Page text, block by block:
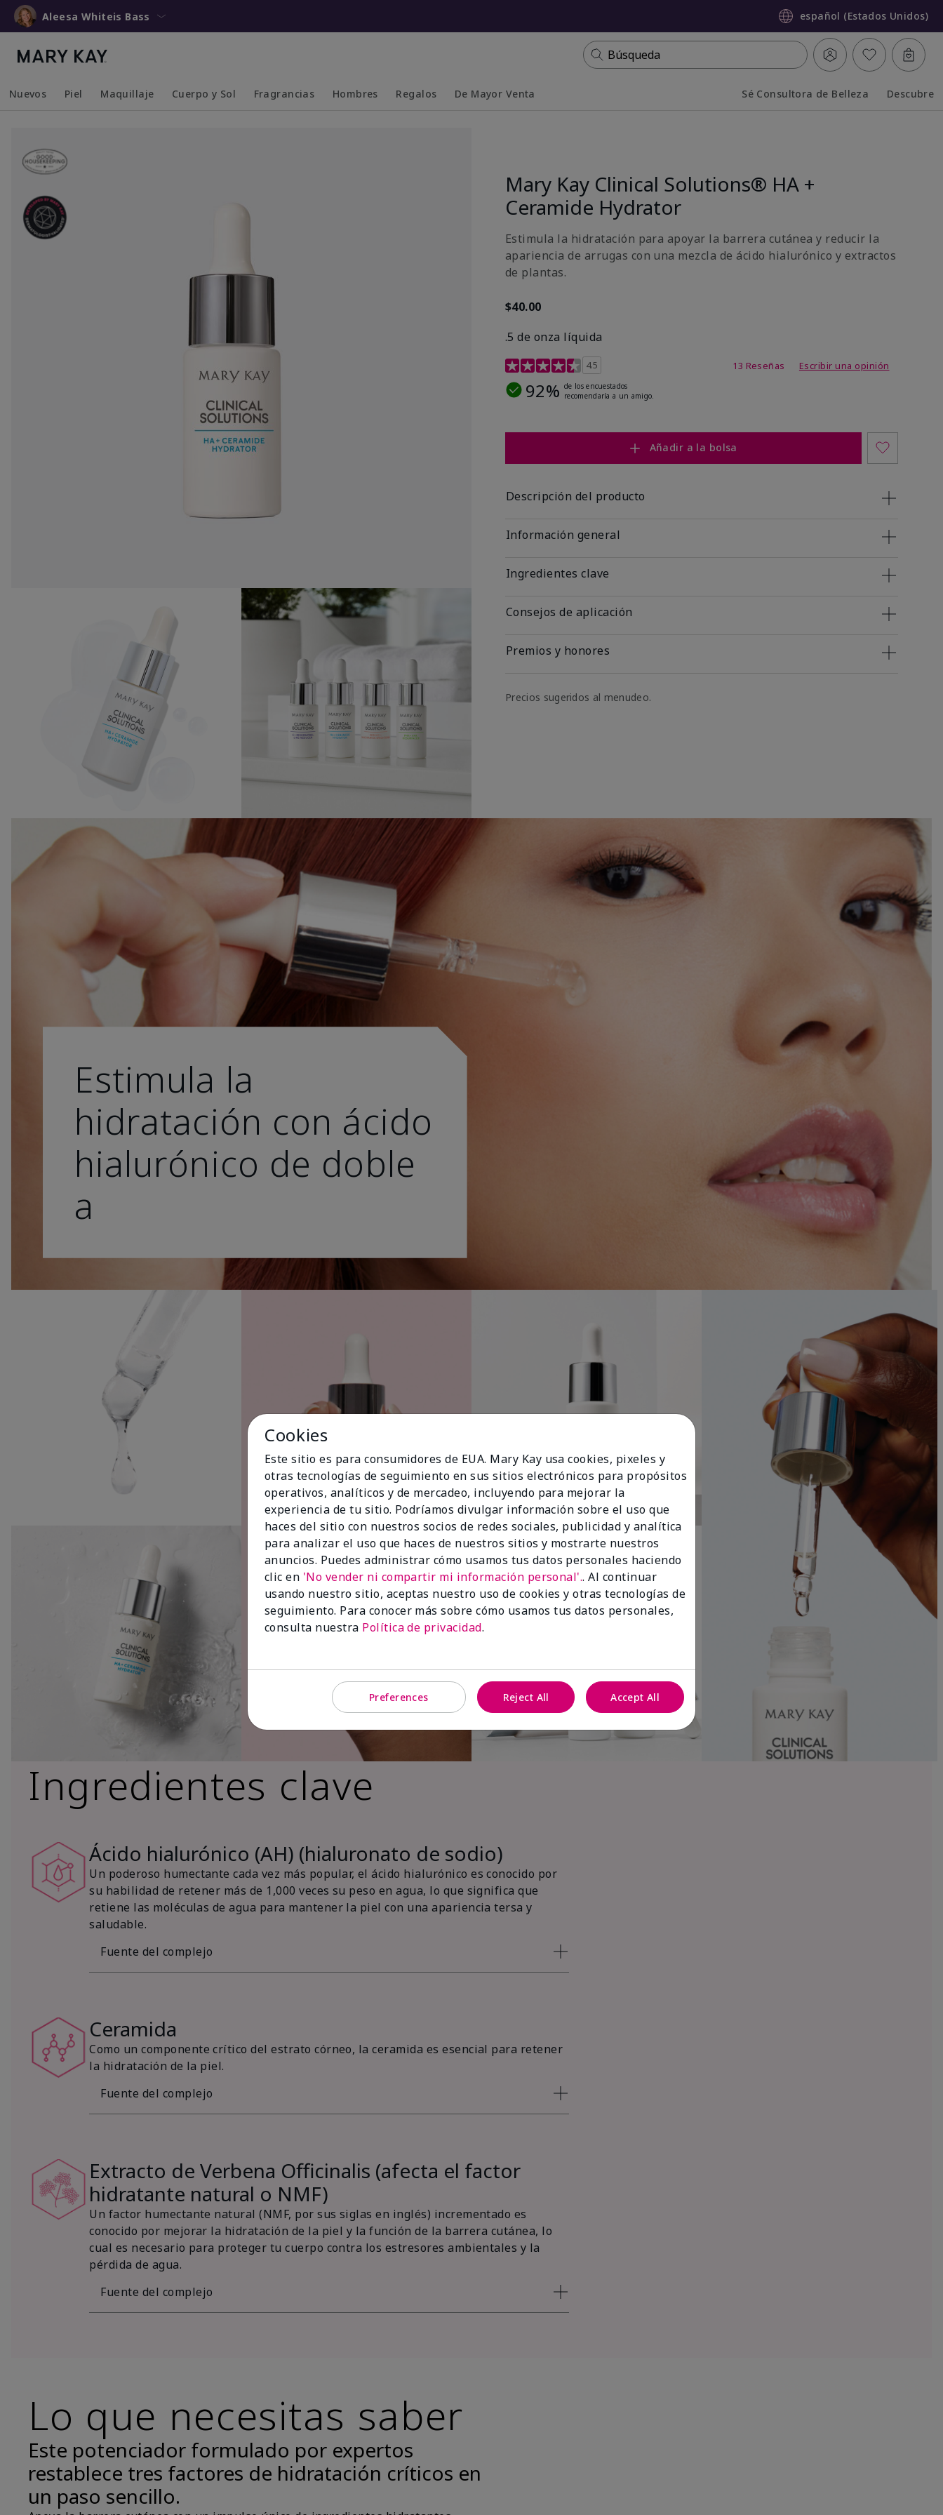
Aleesa Whiteis Bass español (Estados Unidos)
Búsqueda
Nuevos Piel Maquillaje Cuerpo y Sol Fragrancias Hombres Regalos De Mayor Venta Sé Consultora de Belleza Descubre
Mary Kay Clinical Solutions® HA +
Ceramide Hydrator
Estimula la hidratación para apoyar la barrera cutánea y reducir la
apariencia de arrugas con una mezcla de ácido hialurónico y extractos
de plantas.
$40.00
.5 de onza líquida
Calificación de clientes de 3,2 de 5
4.5 13 Reseñas Escribir una opinión
92% de los encuestados
recomendaría a un amigo.
Añadir a la bolsa
Descripción del producto
Información general
Ingredientes clave
Consejos de aplicación
Premios y honores
Precios sugeridos al menudeo.
Estimula la
hidratación con ácido
hialurónico de doble
a
Ingredientes clave
Ácido hialurónico (AH) (hialuronato de sodio)
Un poderoso humectante cada vez más popular, el ácido hialurónico es conocido por
su habilidad de retener más de 1,000 veces su peso en agua, lo que significa que
retiene las moléculas de agua para mantener la piel con una apariencia tersa y
saludable.
Fuente del complejo
Ceramida
Como un componente crítico del estrato córneo, la ceramida es esencial para retener
la hidratación de la piel.
Fuente del complejo
Extracto de Verbena Officinalis (afecta el factor
hidratante natural o NMF)
Un factor humectante natural (NMF, por sus siglas en inglés) incrementado es
conocido por mejorar la hidratación de la piel y la función de la barrera cutánea, lo
cual es necesario para proteger tu cuerpo contra los estresores ambientales y la
pérdida de agua.
Fuente del complejo
Lo que necesitas saber
Este potenciador formulado por expertos
restablece tres factores de hidratación críticos en
un paso sencillo.
Cookies
Este sitio es para consumidores de EUA. Mary Kay usa cookies, pixeles y
otras tecnologías de seguimiento en sus sitios electrónicos para propósitos
operativos, analíticos y de mercadeo, incluyendo para mejorar la
experiencia de tu sitio. Podríamos divulgar información sobre el uso que
haces del sitio con nuestros socios de redes sociales, publicidad y analítica
para analizar el uso que haces de nuestros sitios y mostrarte nuestros
anuncios. Puedes administrar cómo usamos tus datos personales haciendo
clic en 'No vender ni compartir mi información personal'.. Al continuar
usando nuestro sitio, aceptas nuestro uso de cookies y otras tecnologías de
seguimiento. Para conocer más sobre cómo usamos tus datos personales,
consulta nuestra Política de privacidad.
Preferences Reject All Accept All